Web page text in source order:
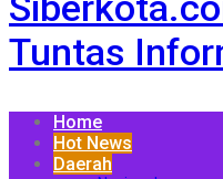
Tuntas
Home
Hot News
Daerah